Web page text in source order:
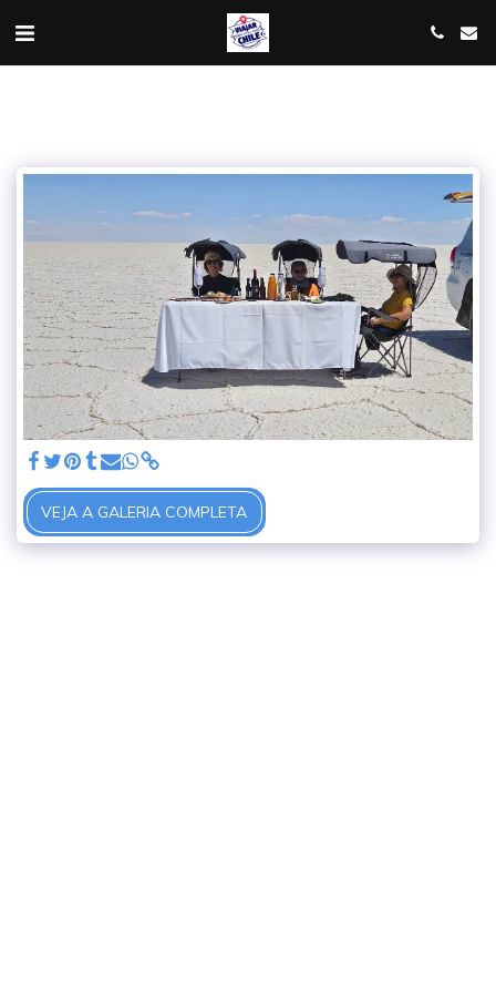
VEJA A GALERIA COMPLETA